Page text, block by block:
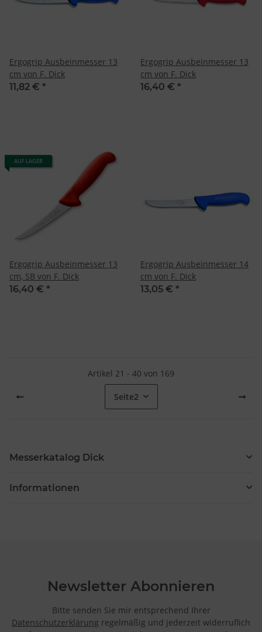
Ergogrip Ausbeinmesser 13
cm von F. Dick
11,82 € *
Ergogrip Ausbeinmesser 13
cm von F. Dick
16,40 € *
AUF LAGER
Ergogrip Ausbeinmesser 13
cm, SB von F. Dick
16,40 € *
Ergogrip Ausbeinmesser 14
cm von F. Dick
13,05 € *
Artikel 21 - 40 von 169
Seite2
Messerkatalog Dick
Informationen
Newsletter Abonnieren
Bitte senden Sie mir entsprechend Ihrer
Datenschutzerklärung regelmäßig und jederzeit widerruflich